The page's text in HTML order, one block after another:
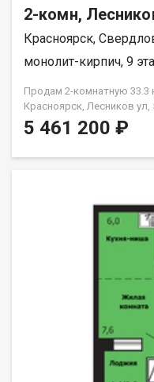
2-комн,
Красноярск,
монолит-кирпич, 9
Продам 2-комнатную 33.3
Красноярск, Лесников ул,
5 461 200 ₽